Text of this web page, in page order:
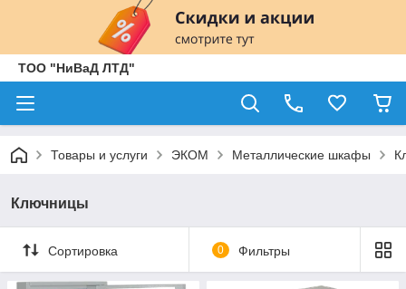
ТОО "НиВаД ЛТД"
Товары и услуги ЭКОМ Металлические шкафы
Ключницы
Сортировка 0 Фильтры